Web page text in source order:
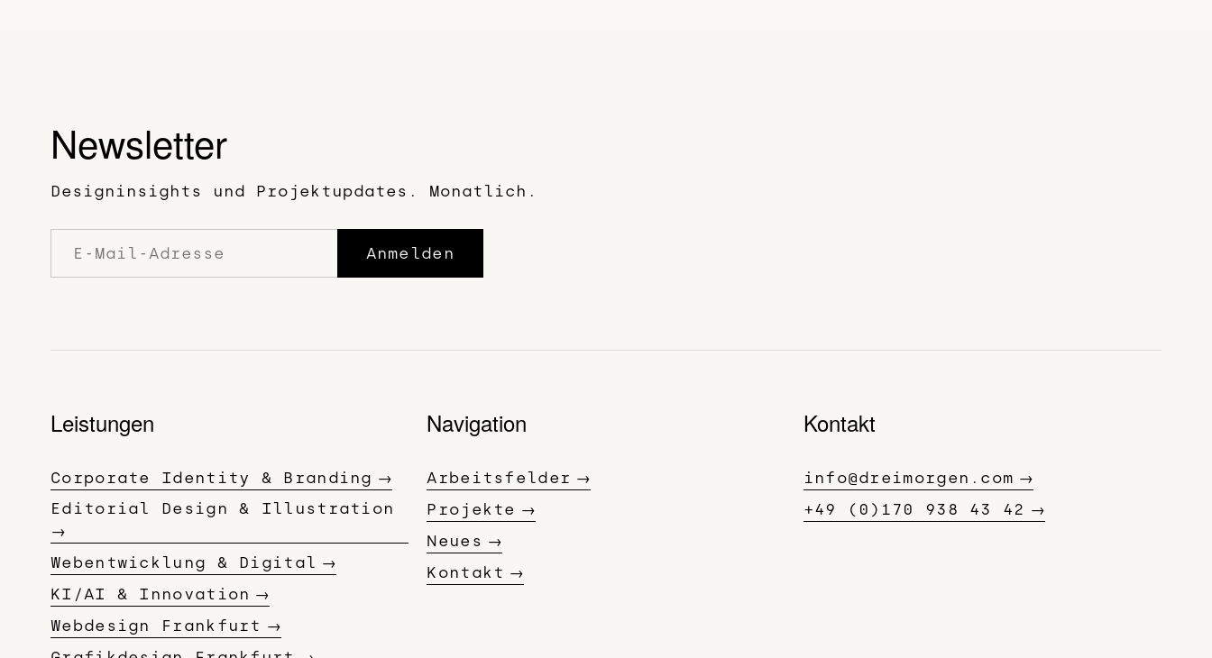
Newsletter
Designinsights und Projektupdates. Monatlich.
Anmelden
Leistungen
Corporate Identity & Branding
Editorial Design & Illustration
Webentwicklung & Digital
KI/AI & Innovation
Webdesign Frankfurt
Navigation
Arbeitsfelder
Projekte
Neues
Kontakt
Kontakt
info@dreimorgen.com
+49 (0)170 938 43 42